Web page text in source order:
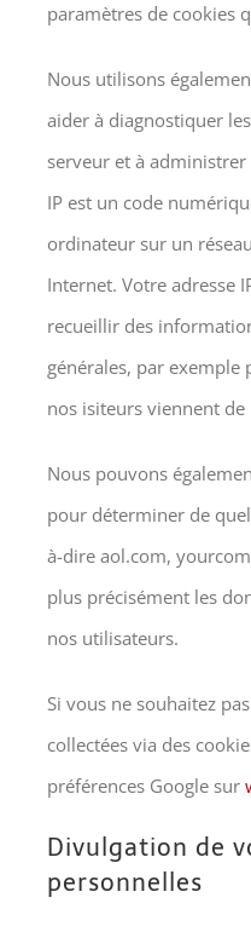
paramètres de cookies
Nous utilisons
aider à diagnostiquer
serveur et à
IP est un code
ordinateur sur un
Internet. Votre adresse
recueillir des
générales, par
nos isiteurs viennent de
Nous pouvons
pour déterminer de
à-dire aol.com,
plus précisément les
nos utilisateurs.
Si vous ne souhaitez
collectées via des
préférences Google sur
Divulgation de
personnelles